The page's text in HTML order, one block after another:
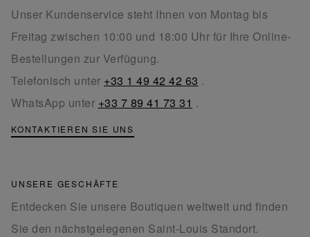
Unser Kundenservice steht Ihnen von Montag bis
Freitag zwischen 10:00 und 18:00 Uhr für Ihre Online-
Bestellungen zur Verfügung.
Telefonisch unter +33 1 49 42 42 63 .
WhatsApp unter +33 7 89 41 73 31 .
KONTAKTIEREN SIE UNS
UNSERE GESCHÄFTE
Entdecken Sie unsere Boutiquen weltweit und finden
Sie den nächstgelegenen Saint-Louis Standort.